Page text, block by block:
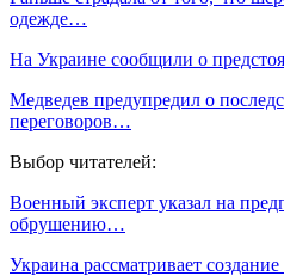
одежде…
На Украине сообщили о
Медведев предупредил о
переговоров…
Выбор читателей:
Военный эксперт указал на
обрушению…
Украина рассматривает